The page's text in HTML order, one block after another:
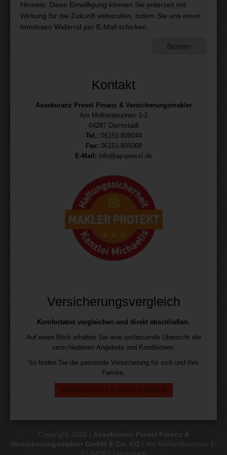
Hinweis: Diese Einwilligung können Sie jederzeit mit
Wirkung für die Zukunft widerrufen, indem Sie uns einen
formlosen Widerruf per E-Mail schicken.
Kontakt
Assekuranz Pressl Finanz & Versicherungsmakler
Am Molkenbrunnen 1-3
64287 Darmstadt
Tel.: 06151-898044
Fax: 06151-895068
E-Mail: info@ap-pressl.de
Versicherungsvergleich
Komfortabel vergleichen und direkt abschließen.
Auf einen Blick erhalten Sie eine umfassende Übersicht der
verschiedenen Angebote und Konditionen.
So finden Sie die passende Versicherung für sich und Ihre
Familie.
VERGLEICHEN & ABSCHLIESSEN
Copyright 2026 | Assekuranz Pressl Finanz &
Versicherungsmakler GmbH & Co. KG | Am Molkenbrunnen 1-